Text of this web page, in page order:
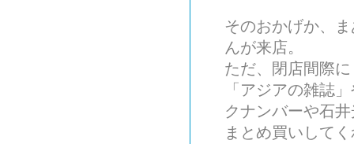
そのおかげか、
んが来店。
ただ、閉店間際
「アジアの雑誌
クナンバーや石
まとめ買いして